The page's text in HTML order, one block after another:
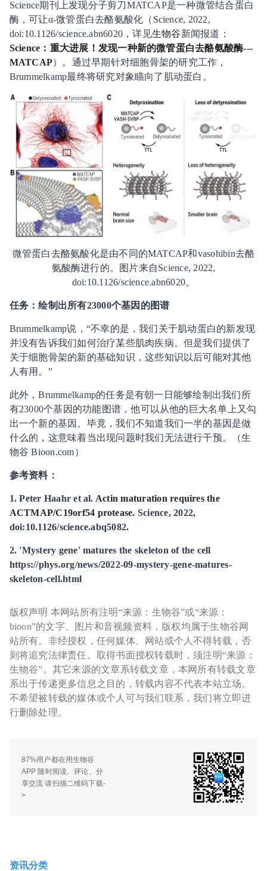
Science期刊上发现分子剪刀MATCAP是一种微管结合蛋白
酶，可让α-微管蛋白去酪氨酸化（Science, 2022,
doi:10.1126/science.abn6020，详见生物谷新闻报道：
Science：重大进展！发现一种新的微管蛋白去酪氨酸酶---
MATCAP）。通过早期针对细胞骨架的研究工作，
Brummelkamp最终将研究对象瞄向了肌动蛋白。
微管蛋白去酪氨酸化是由不同的MATCAP和vasohibin去酪
氨酸酶进行的。图片来自Science, 2022,
doi:10.1126/science.abn6020。
任务：绘制出所有23000个基因的图谱
Brummelkamp说，“不幸的是，我们关于肌动蛋白的新发现
并没有告诉我们如何治疗某些肌肉疾病。但是我们提供了
关于细胞骨架的新的基础知识，这些知识以后可能对其他
人有用。”
此外，Brummelkamp的任务是有朝一日能够绘制出我们所
有23000个基因的功能图谱，他可以从他的巨大名单上又勾
出一个新的基因。毕竟，我们不知道我们一半的基因是做
什么的，这意味着当出现问题时我们无法进行干预。（生
物谷 Bioon.com）
参考资料：
1. Peter Haahr et al. Actin maturation requires the
ACTMAP/C19orf54 protease. Science, 2022,
doi:10.1126/science.abq5082.
2. 'Mystery gene' matures the skeleton of the cell
https://phys.org/news/2022-09-mystery-gene-matures-
skeleton-cell.html
版权声明 本网站所有注明“来源：生物谷”或“来源：
bioon”的文字、图片和音视频资料，版权均属于生物谷网
站所有。非经授权，任何媒体、网站或个人不得转载，否
则将追究法律责任。取得书面授权转载时，须注明“来源：
生物谷”。其它来源的文章系转载文章，本网所有转载文章
系出于传递更多信息之目的，转载内容不代表本站立场。
不希望被转载的媒体或个人可与我们联系，我们将立即进
行删除处理。
87%用户都在用生物谷
APP 随时阅读、评论、分
享交流 请扫描二维码下载-
>
资讯分类